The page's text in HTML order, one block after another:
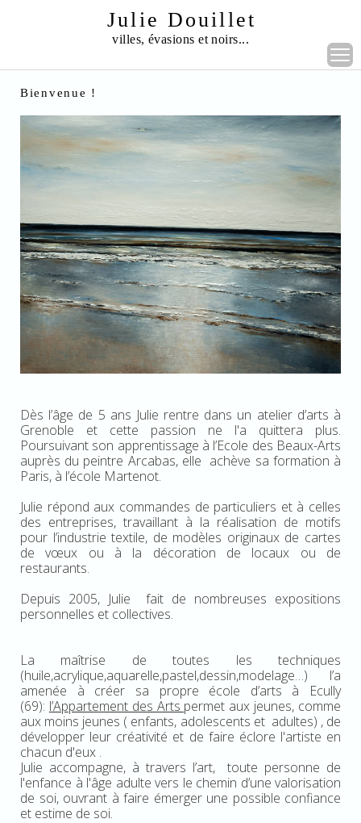
Julie Douillet
villes, évasions et noirs...
Galeries
Contact
Bienvenue !
Dès l’âge de 5 ans Julie rentre dans un atelier d’arts à
Grenoble et cette passion ne l'a quittera plus.
Poursuivant son apprentissage à l’Ecole des Beaux-Arts
auprès du peintre Arcabas, elle achève sa formation à
Paris, à l’école Martenot.
Julie répond aux commandes de particuliers et à celles
des entreprises, travaillant à la réalisation de motifs
pour l’industrie textile, de modèles originaux de cartes
de vœux ou à la décoration de locaux ou de
restaurants.
Depuis 2005, Julie fait de nombreuses expositions
personnelles et collectives.
La maîtrise de toutes les techniques
(huile,acrylique,aquarelle,pastel,dessin,modelage…) l’a
amenée à créer sa propre école d’arts à Ecully
(69): l’Appartement des Arts permet aux jeunes, comme
aux moins jeunes ( enfants, adolescents et adultes) , de
développer leur créativité et de faire éclore l'artiste en
chacun d'eux .
Julie accompagne, à travers l’art, toute personne de
l'enfance à l'âge adulte vers le chemin d’une valorisation
de soi, ouvrant à faire émerger une possible confiance
et estime de soi.